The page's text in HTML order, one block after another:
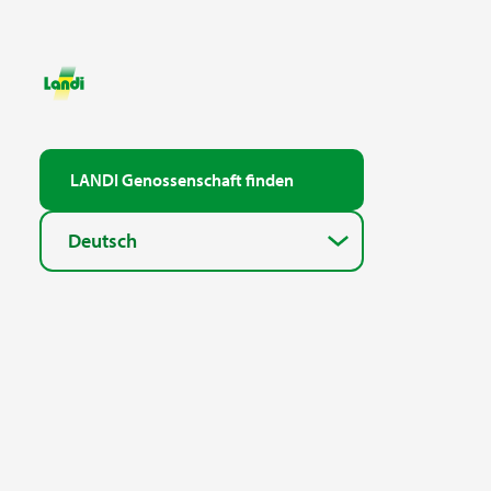
LANDI Genossenschaft finden
Deutsch